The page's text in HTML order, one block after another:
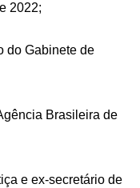
2022;
do Gabinete de
Brasileira de
e ex-secretário de